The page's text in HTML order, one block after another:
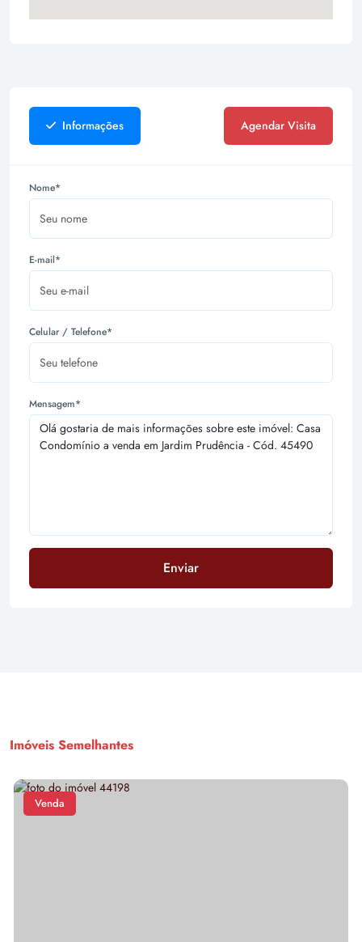
Informações Agendar Visita
Nome*
E-mail*
Celular / Telefone*
Mensagem*
Enviar
Imóveis Semelhantes
Venda